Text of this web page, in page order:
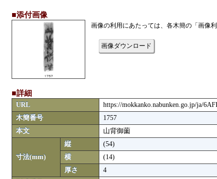
■添付画像
画像の利用にあたっては、各木簡の「画像
画像ダウンロード
■詳細
URL
https://mokkanko.nabunken.go.jp/ja/
木簡番号
1757
本文
山背御薗
寸法(mm)
縦
(54)
横
(14)
厚さ
4